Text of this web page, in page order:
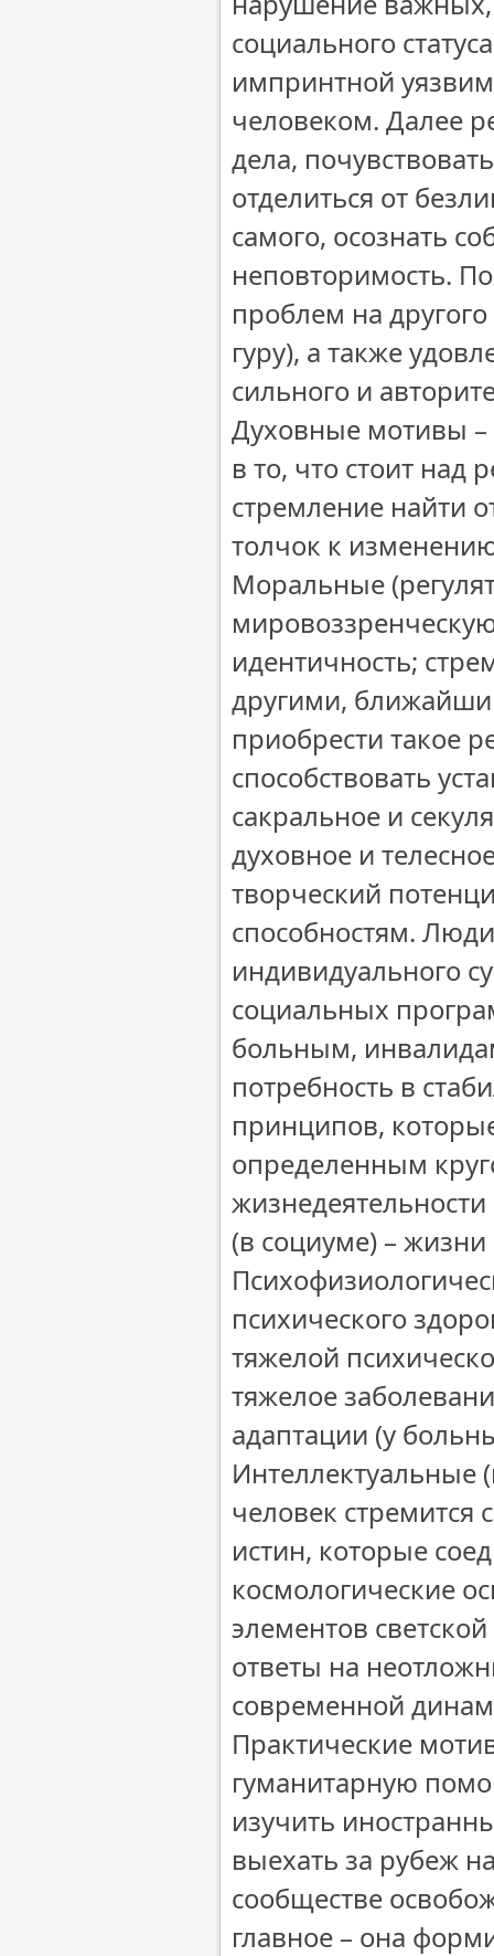
социального
импринтной
человеком. Далее
дела,
отделиться от
самого, осознать
неповторимость.
проблем на
гуру), а также
сильного и
Духовные мотивы –
в то, что стоит
стремление найти
толчок к
Моральные
идентичность;
другими,
приобрести такое
способствовать
сакральное и
духовное и
творческий
способностям.
индивидуального
социальных
больным,
потребность в
принципов,
определенным
(в социуме) –
психического
тяжелой
тяжелое
адаптации (у
Интеллектуальные
человек стремится
истин, которые
космологические
элементов
ответы на
современной
Практические
гуманитарную
изучить
выехать за рубеж
сообществе
главное – она